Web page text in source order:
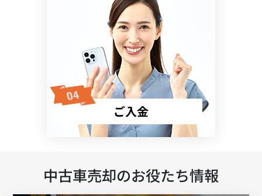
ご入金
中古車売却のお役たち情報